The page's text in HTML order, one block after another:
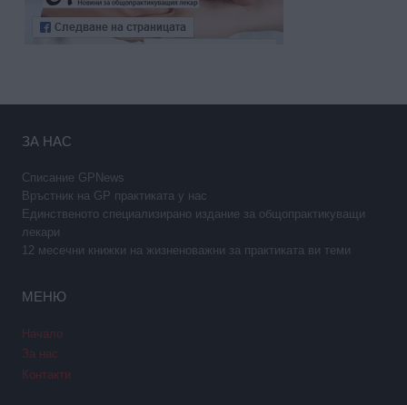
ЗА НАС
Списание GPNews
Връстник на GP практиката у нас
Единственото специализирано издание за общопрактикуващи
лекари
12 месечни книжки на жизненоважни за практиката ви теми
МЕНЮ
Начало
За нас
Контакти